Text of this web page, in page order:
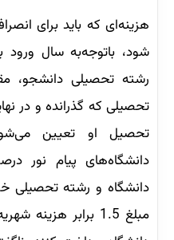
هزینه‌ای که باید برای
شود، باتوجه‌به سال
رشته تحصیلی دانشجو،
تحصیلی که گذرانده و در
تحصیل او تعیین
دانشگاه‌های پیام نور
دانشگاه و رشته تحصیلی
مبلغ 1.5 برابر